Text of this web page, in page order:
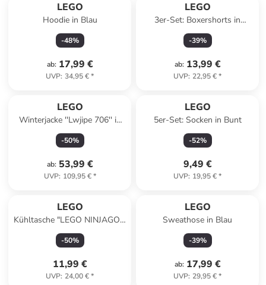
LEGO
Hoodie in Blau
-48%
ab: 17,99 €
UVP: 34,95 €*
LEGO
3er-Set: Boxershorts in
Dunkelblau/ Khaki/ Blau
-39%
ab: 13,99 €
UVP: 22,95 €*
LEGO
Winterjacke ''Lwjipe 706'' in
Dunkelblau
-50%
ab: 53,99 €
UVP: 109,95 €*
LEGO
5er-Set: Socken in Bunt
-52%
9,49 €
UVP: 19,95 €*
LEGO
Kühltasche "LEGO NINJAGO -
Into the unknown" in Blau -
(B)23 x (H)15 x (T)16 cm
-50%
11,99 €
UVP: 24,00 €*
LEGO
Sweathose in Blau
-39%
ab: 17,99 €
UVP: 29,95 €*